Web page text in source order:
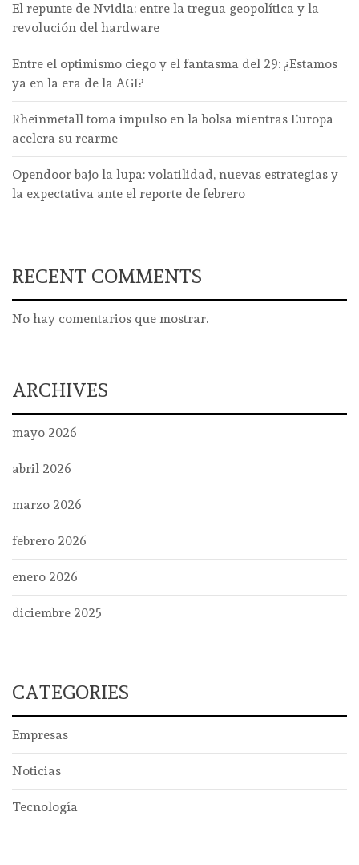
El repunte de Nvidia: entre la tregua geopolítica y la
revolución del hardware
Entre el optimismo ciego y el fantasma del 29: ¿Estamos
ya en la era de la AGI?
Rheinmetall toma impulso en la bolsa mientras Europa
acelera su rearme
Opendoor bajo la lupa: volatilidad, nuevas estrategias y
la expectativa ante el reporte de febrero
RECENT COMMENTS
No hay comentarios que mostrar.
ARCHIVES
mayo 2026
abril 2026
marzo 2026
febrero 2026
enero 2026
diciembre 2025
CATEGORIES
Empresas
Noticias
Tecnología